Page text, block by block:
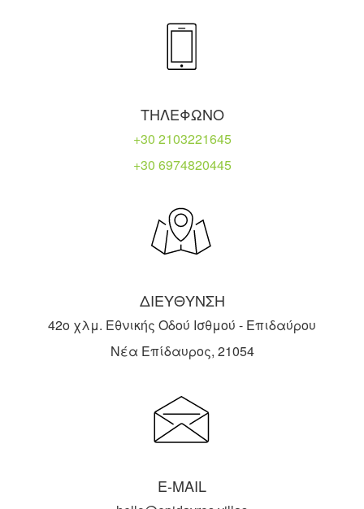
ΤΗΛΕΦΩΝΟ
+30 2103221645
+30 6974820445
ΔΙΕΥΘΥΝΣΗ
42ο χλμ. Εθνικής Οδού Ισθμού - Επιδαύρου
Νέα Επίδαυρος, 21054
E-MAIL